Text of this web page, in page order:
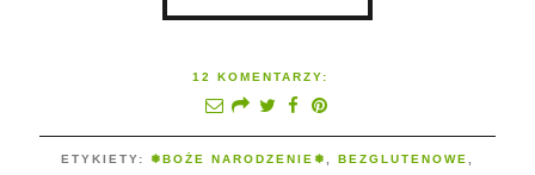
12 KOMENTARZY:
ETYKIETY: ❅BOŻE NARODZENIE❅, BEZGLUTENOWE,